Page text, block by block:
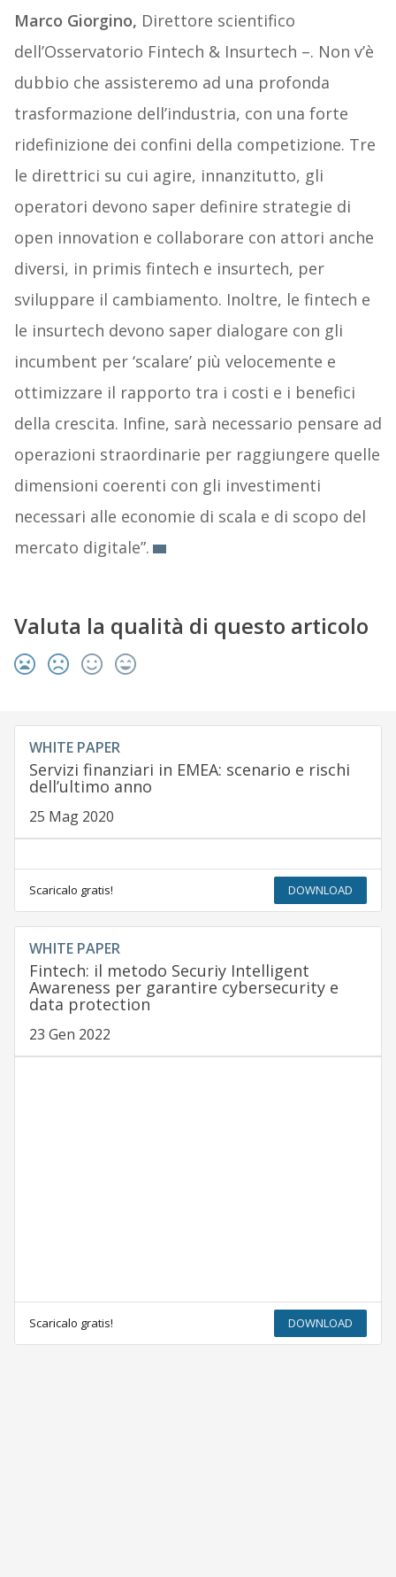
Marco Giorgino, Direttore scientifico
dell’Osservatorio Fintech & Insurtech –. Non v’è
dubbio che assisteremo ad una profonda
trasformazione dell’industria, con una forte
ridefinizione dei confini della competizione. Tre
le direttrici su cui agire, innanzitutto, gli
operatori devono saper definire strategie di
open innovation e collaborare con attori anche
diversi, in primis fintech e insurtech, per
sviluppare il cambiamento. Inoltre, le fintech e
le insurtech devono saper dialogare con gli
incumbent per ‘scalare’ più velocemente e
ottimizzare il rapporto tra i costi e i benefici
della crescita. Infine, sarà necessario pensare ad
operazioni straordinarie per raggiungere quelle
dimensioni coerenti con gli investimenti
necessari alle economie di scala e di scopo del
mercato digitale”.
Valuta la qualità di questo articolo
WHITE PAPER
Servizi finanziari in EMEA: scenario e rischi
dell’ultimo anno
25 Mag 2020